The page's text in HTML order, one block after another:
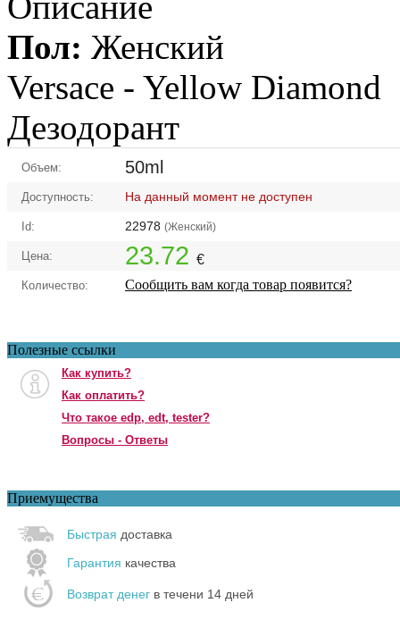
Пол: Женский
Versace - Yellow Diamond
Дезодорант
Объем: 50ml
Доступность: На данный момент не доступен
Id: 22978 (Женский)
Цена: 23.72 €
Количество: Сообщить вам когда товар появится?
Полезные ссылки
Как купить?
Как оплатить?
Что такое edp, edt, tester?
Вопросы - Ответы
Приемущества
Быстрая доставка
Гарантия качества
Возврат денег в течени 14 дней